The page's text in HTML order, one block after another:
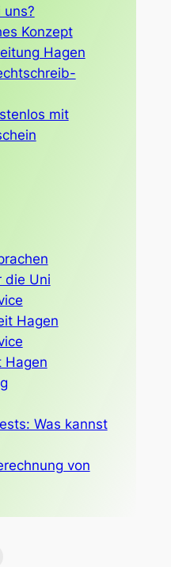
uns?
Konzept
Hagen
mit
die Uni
Hagen
Hagen
Was kannst
von